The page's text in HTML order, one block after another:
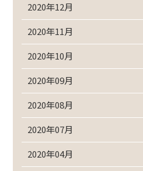
2020年12月
2020年11月
2020年10月
2020年09月
2020年08月
2020年07月
2020年04月